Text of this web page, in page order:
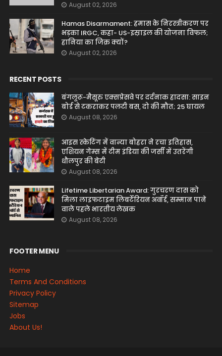
August 02, 2026
Hamas Disarmament: हमास के निरस्त्रीकरण पर
भड़का IRGC, कहा- US-इस्राइल की योजना विफल;
हानिया का जिक्र क्यों?
August 02, 2026
RECENT POSTS
बंगलूरू-मैसूरु एक्सप्रेसवे पर दर्दनाक हादसा: साइन
बोर्ड से टकराकर पलटी बस, दो की मौत; 25 घायल
August 08, 2026
आइस स्केटिंग में वान्या बोहरा ने रचा इतिहास,
एशियन गेम्स में टीम इंडिया की जर्सी में उतरेंगी
धौलपुर की बेटी
August 08, 2026
Lifetime Libertarian Award: गुरचरण दास को
मिला लाइफटाइम लिबर्टेरियन अवॉर्ड, सम्मान पाने
वाले पहले भारतीय लेखक
August 08, 2026
FOOTER MENU
Home
Terms And Conditions
Privacy Policy
Sitemap
Jobs
About Us!